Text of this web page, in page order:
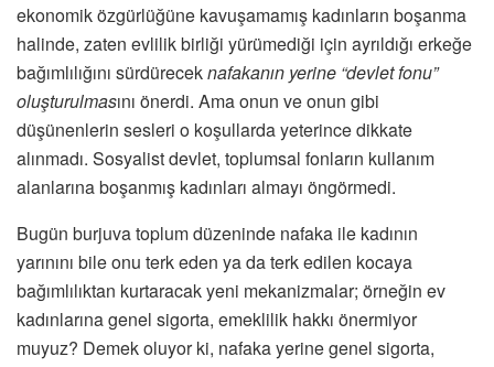
ekonomik özgürlüğüne kavuşamamış kadınların boşanma
halinde, zaten evlilik birliği yürümediği için ayrıldığı erkeğe
bağımlılığını sürdüreceknafakanın yerine “devlet fonu”
oluşturulmasını önerdi. Ama onun ve onun gibi
düşünenlerin sesleri o koşullarda yeterince dikkate
alınmadı. Sosyalist devlet, toplumsal fonların kullanım
alanlarına boşanmış kadınları almayı öngörmedi.
Bugün burjuva toplum düzeninde nafaka ile kadının
yarınını bile onu terk eden ya da terk edilen kocaya
bağımlılıktan kurtaracak yeni mekanizmalar; örneğin ev
kadınlarına genel sigorta, emeklilik hakkı önermiyor
muyuz? Demek oluyor ki, nafaka yerine genel sigorta,